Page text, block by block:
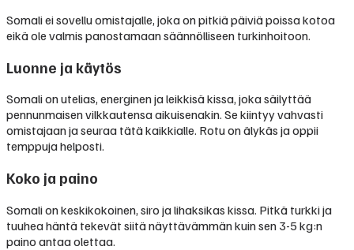
Somali ei sovellu omistajalle, joka on pitkiä päiviä poissa kotoa
eikä ole valmis panostamaan säännölliseen turkinhoitoon.
Luonne ja käytös
Somali on utelias, energinen ja leikkisä kissa, joka säilyttää
pennunmaisen vilkkautensa aikuisenakin. Se kiintyy vahvasti
omistajaan ja seuraa tätä kaikkialle. Rotu on älykäs ja oppii
temppuja helposti.
Koko ja paino
Somali on keskikokoinen, siro ja lihaksikas kissa. Pitkä turkki ja
tuuhea häntä tekevät siitä näyttävämmän kuin sen 3-5 kg:n
paino antaa olettaa.